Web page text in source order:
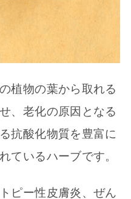
植物の葉から取れる
、老化の原因となる
抗酸化物質を豊富に
ているハーブです。
ピー性皮膚炎、ぜん